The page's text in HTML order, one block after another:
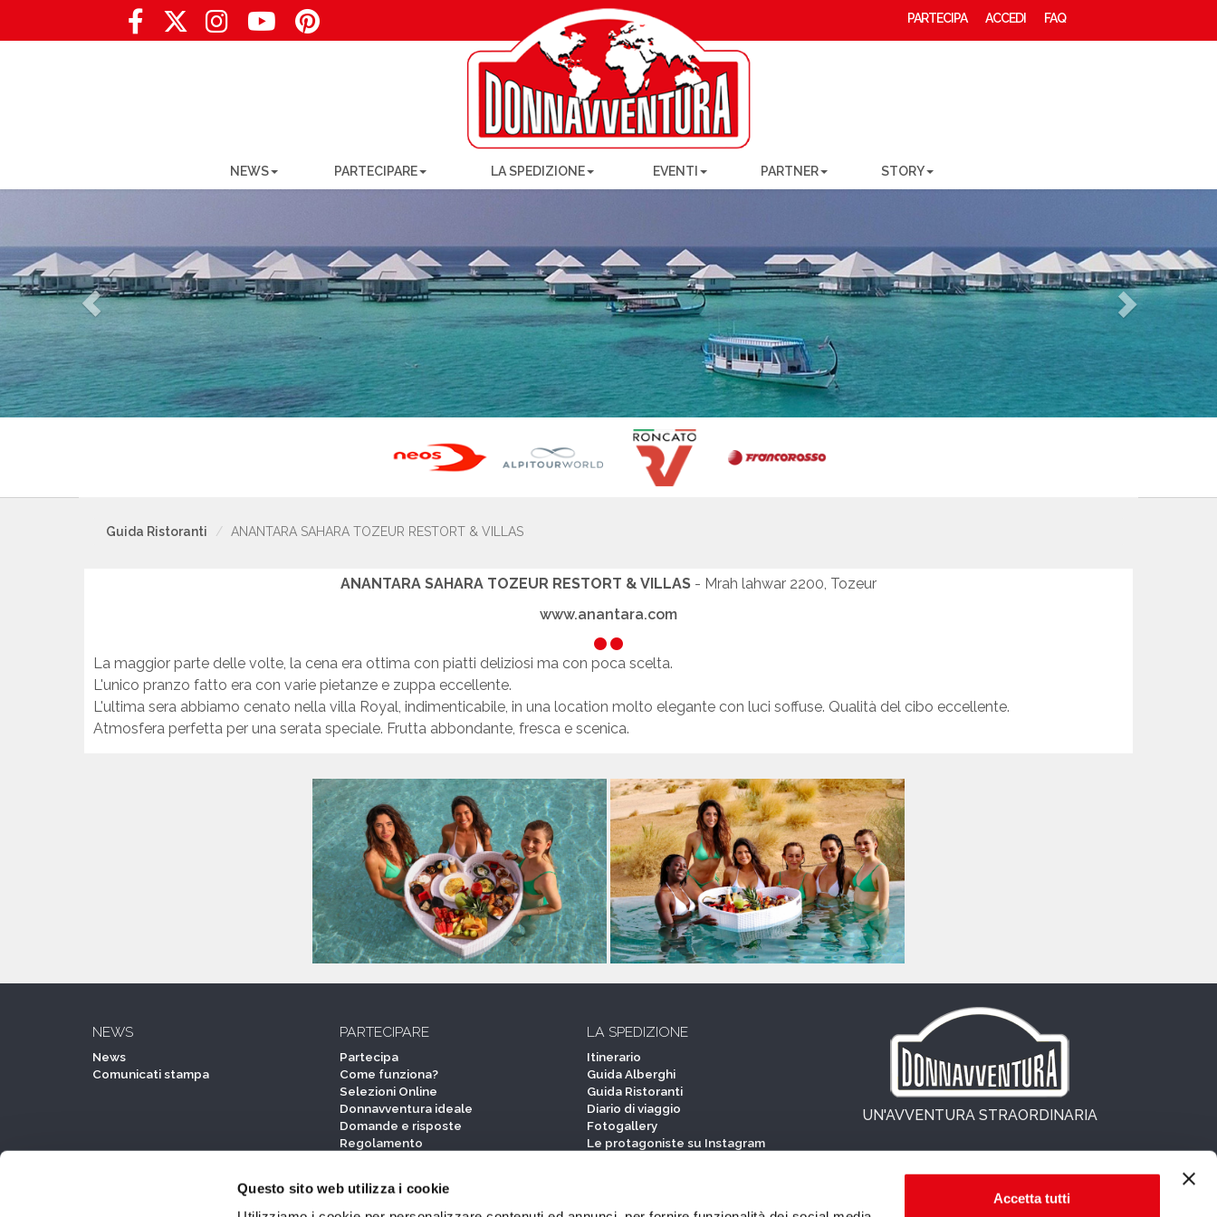
Questo sito web utilizza i cookie
Accetta tutti
PARTECIPA ACCEDI FAQ
NEWS PARTECIPARE LA SPEDIZIONE EVENTI PARTNER STORY
Guida Ristoranti ANANTARA SAHARA TOZEUR RESTORT & VILLAS
ANANTARA SAHARA TOZEUR RESTORT & VILLAS - Mrah lahwar 2200, Tozeur
www.anantara.com
La maggior parte delle volte, la cena era ottima con piatti deliziosi ma con poca scelta.
L'unico pranzo fatto era con varie pietanze e zuppa eccellente.
L'ultima sera abbiamo cenato nella villa Royal, indimenticabile, in una location molto elegante con luci soffuse. Qualità del cibo eccellente.
Atmosfera perfetta per una serata speciale. Frutta abbondante, fresca e scenica.
NEWS
News
Comunicati stampa
PARTECIPARE
Partecipa
Come funziona?
Selezioni Online
Donnavventura ideale
Domande e risposte
Regolamento
LA SPEDIZIONE
Itinerario
Guida Alberghi
Guida Ristoranti
Diario di viaggio
Fotogallery
Le protagoniste su Instagram
PARTNER STORY
UN'AVVENTURA STRAORDINARIA